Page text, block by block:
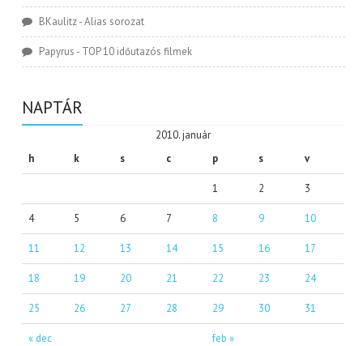
BKaulitz-Alias sorozat
Papyrus - TOP 10 időutazós filmek
NAPTÁR
2010. január
h
k s c p s v
« dec feb »
1 2 3
4 5 6 7 8 9 10
11 12 13 14 15 16 17
18 19 20 21 22 23 24
25 26 27 28 29 30 31